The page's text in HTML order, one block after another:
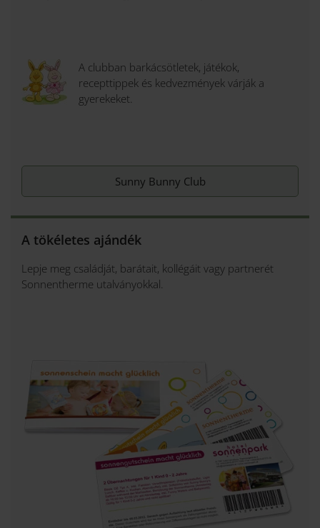
A clubban barkácsötletek, játékok,
recepttippek és kedvezmények várják a
gyerekeket.
Sunny Bunny Club
A tökéletes ajándék
Lepje meg családját, barátait, kollégáit vagy partnerét
Sonnentherme utalványokkal.